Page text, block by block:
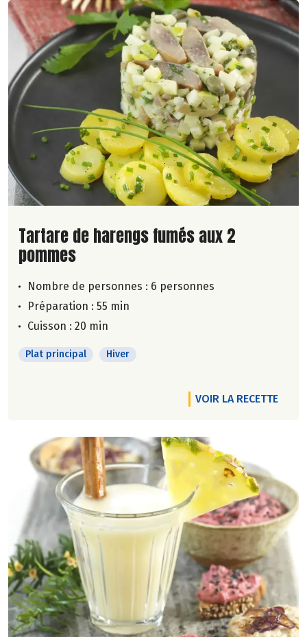
Lire la suite de la recette
Tartare de harengs fumés aux 2
pommes
Nombre de personnes : 6 personnes
Préparation : 55 min
Cuisson : 20 min
Plat principal Hiver
VOIR LA RECETTE